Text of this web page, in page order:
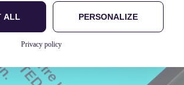
ALL PERSONALIZE
Privacy policy